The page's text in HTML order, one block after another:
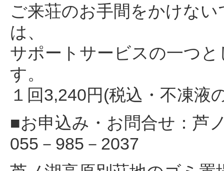
ご来荘のお手間をかけな
は、
サポートサービスの一つ
す。
１回3,240円(税込・不凍液
■お申込み・お問合せ：芦
055－985－2037